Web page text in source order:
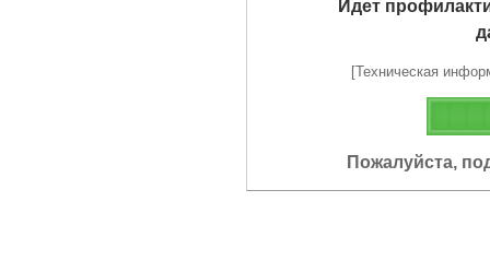
Идет
[Техническая
Пожалуйста,